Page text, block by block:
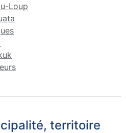
Loup
territoire